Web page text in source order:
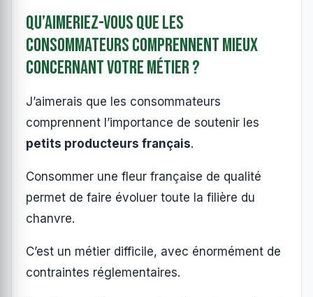
Qu’aimeriez-vous que les
consommateurs comprennent mieux
concernant votre métier ?
J’aimerais que les consommateurs
comprennent l’importance de soutenir les
petits producteurs français.
Consommer une fleur française de qualité
permet de faire évoluer toute la filière du
chanvre.
C’est un métier difficile, avec énormément de
contraintes réglementaires.